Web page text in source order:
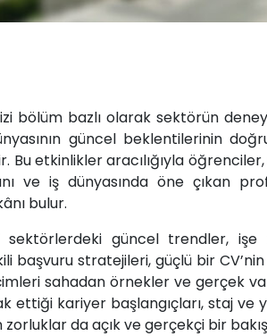
bölüm bazlı olarak sektörün
güncel beklentilerinin
etkinlikler aracılığıyla öğrenciler,
ve iş dünyasında öne çıkan
bulur.
sektörlerdeki güncel trendler, işe
başvuru stratejileri, güçlü bir
sahadan örnekler ve gerçek
ettiği kariyer başlangıçları, staj
da açık ve gerçekçi bir bakış